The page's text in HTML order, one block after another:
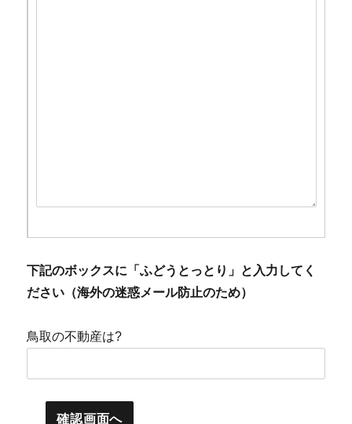
下記のボックスに「ふどうとっとり」と入力してく
ださい（海外の迷惑メール防止のため）
鳥取の不動産は?